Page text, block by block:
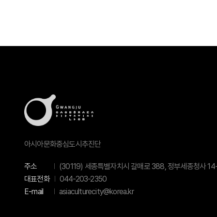
아시아문화중심도시추진단
주소
(30119) 세종특별자치시 갈매로 388, 정부세종청사
대표전화
044-203-2350
E-mail
asiaculturecity@korea.kr